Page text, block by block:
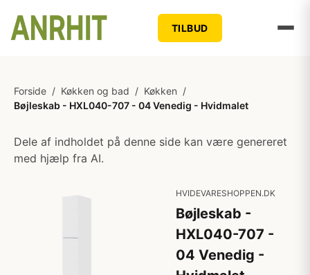
TILBUD
Forside / Køkken og bad / Køkken /
Bøjleskab - HXL040-707 - 04 Venedig - Hvidmalet
Dele af indholdet på denne side kan være genereret
med hjælp fra AI.
HVIDEVARESHOPPEN.DK
Bøjleskab -
HXL040-707 -
04 Venedig -